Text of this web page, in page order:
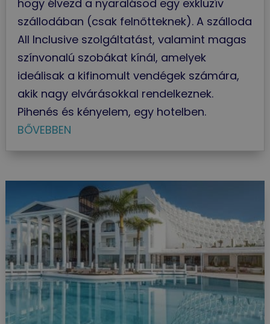
hogy élvezd a nyaralásod egy exkluzív
szállodában (csak felnőtteknek). A szálloda
All Inclusive szolgáltatást, valamint magas
színvonalú szobákat kínál, amelyek
ideálisak a kifinomult vendégek számára,
akik nagy elvárásokkal rendelkeznek.
Pihenés és kényelem, egy hotelben.
BŐVEBBEN